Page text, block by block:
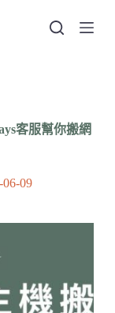
客服幫你搬網
06-09